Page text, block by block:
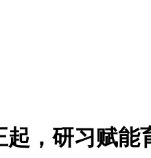
，研习赋能